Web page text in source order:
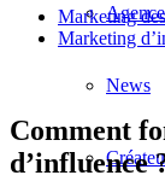
News
Marketing
Marketing
Comment
d’influence